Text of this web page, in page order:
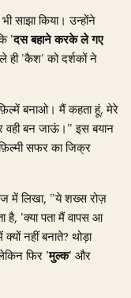
साझा किया। उन्होंने
'दस बहाने करके ले गए
ही 'कैश' को दर्शकों ने
बनाओ। मैं कहता हूं, मेरे
वही बन जाऊं।" इस बयान
सफर का जिक्र
में लिखा, "ये शख्स रोज़
है, 'क्या पता मैं वापस आ
नहीं बनाते? थोड़ा
फिर 'मुल्क' और